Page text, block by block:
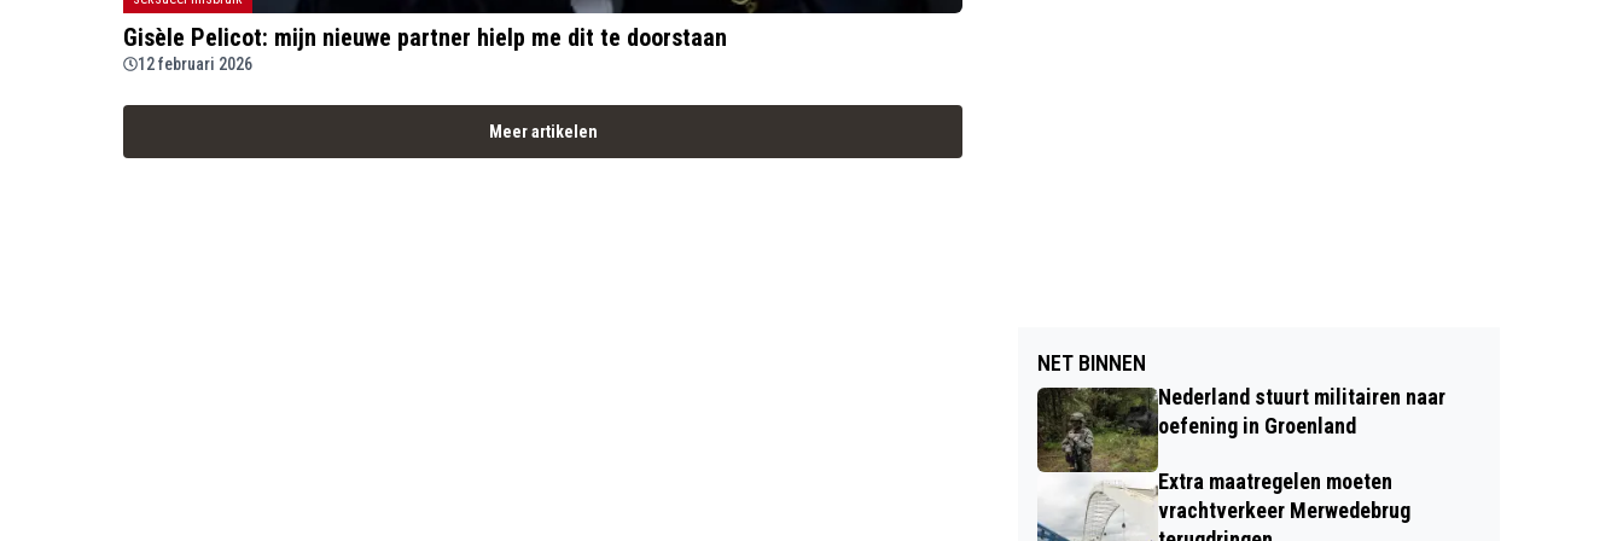
Gisèle Pelicot: mijn nieuwe partner hielp me dit te doorstaan
12 februari 2026
Meer artikelen
NET BINNEN
Nederland stuurt militairen naar
oefening in Groenland
Extra maatregelen moeten
vrachtverkeer Merwedebrug